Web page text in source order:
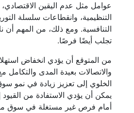
عوامل مثل عدم اليقين الاقتصادي،
التنظيمية، وانقطاعات سلسلة
التنافسية. ومع ذلك، من المهم أن
تجلب أيضًا فرصًا.
من المتوقع أن يؤدي انخفاض
والاتصالات بعيدة المدى والتكامل
الخلوي إلى تعزيز زيادة في نمو
يمكن أن يؤدي الاستفادة من القيود
أمام فرص غير مستغلة في سوق